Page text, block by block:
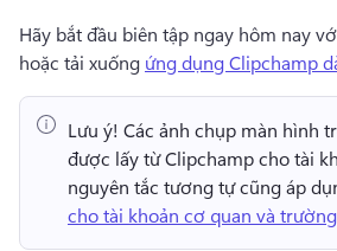
Hãy bắt đầu biên tập ngay hôm nay
hoặc tải xuống ứng dụng Clipchamp
Lưu ý! Các ảnh chụp màn hình
được lấy từ Clipchamp cho tài
nguyên tắc tương tự cũng áp
cho tài khoản cơ quan và